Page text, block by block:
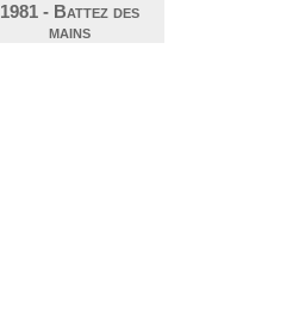
1981 - Battez des
mains